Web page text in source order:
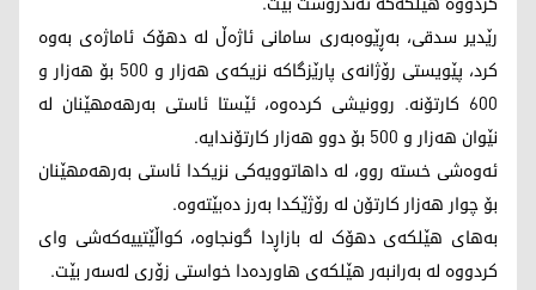
رێدیر سدقی، بەڕێوەبەری سامانی ئاژەڵ لە دهۆک ئاماژەی بەوە
کرد، پێویستی رۆژانەی پارێزگاکە نزیکەی هەزار و 500 بۆ هەزار و
600 کارتۆنە. روونیشی کردەوە، ئێستا ئاستی بەرهەمهێنان لە
نێوان هەزار و 500 بۆ دوو هەزار کارتۆندایە.
ئەوەشی خستە روو، لە داهاتوویەکی نزیکدا ئاستی بەرهەمهێنان
بۆ چوار هەزار کارتۆن لە رۆژێکدا بەرز دەبێتەوە.
بەهای هێلکەی دهۆک لە بازاڕدا گونجاوە، کواڵێتییەکەشی وای
کردووە لە بەرانبەر هێلکەی هاوردەدا خواستی زۆری لەسەر بێت.